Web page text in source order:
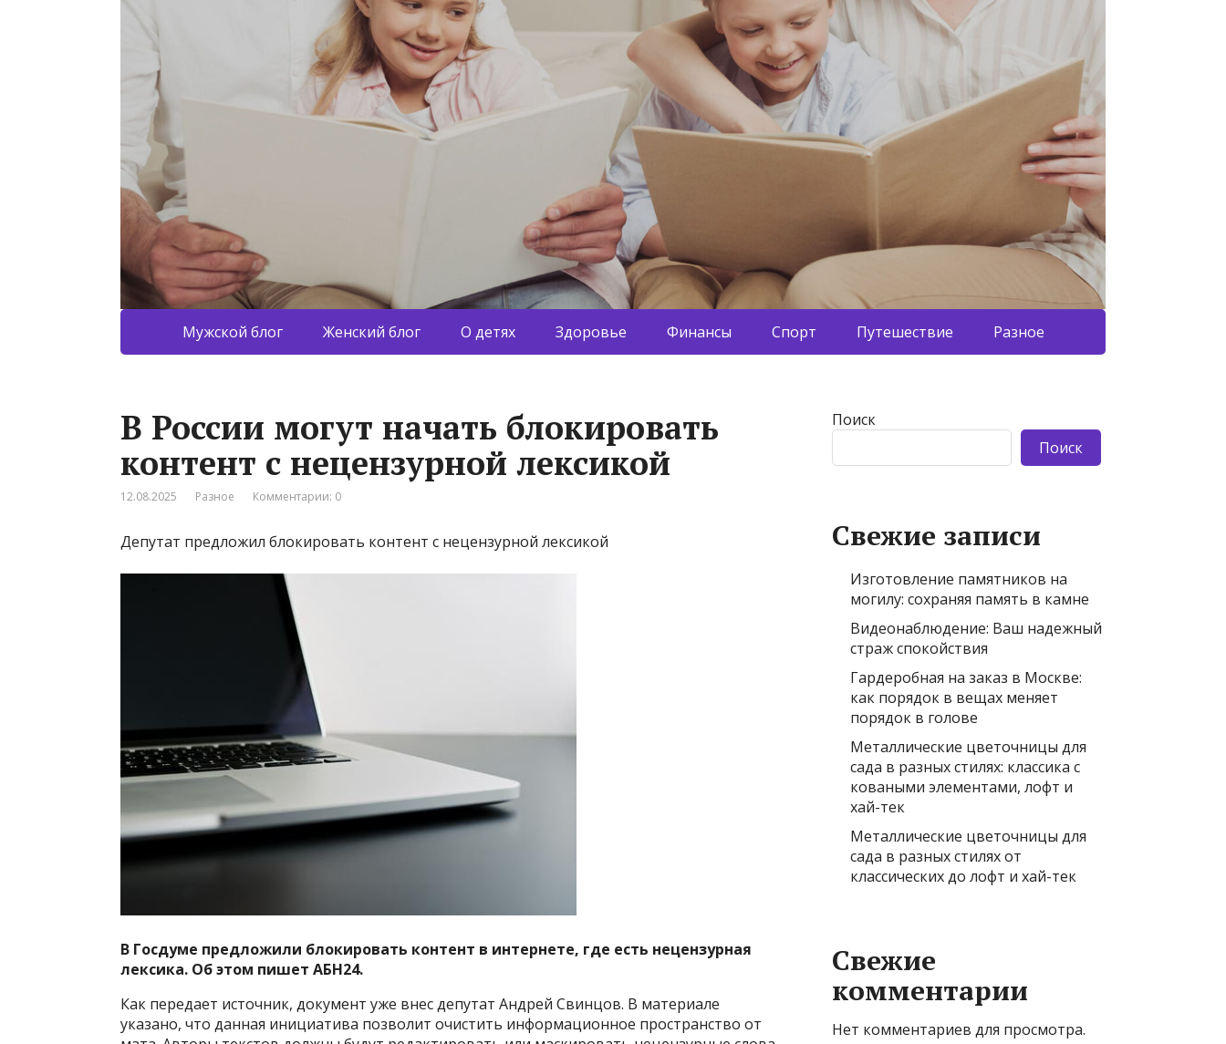
Мужской блог Женский блог О детях Здоровье Финансы Спорт Путешествие Разное
В России могут начать блокировать
контент с нецензурной лексикой
12.08.2025 Разное Комментарии: 0
Депутат предложил блокировать контент с нецензурной лексикой
В Госдуме предложили блокировать контент в интернете, где есть нецензурная
лексика. Об этом пишет АБН24.
Как передает источник, документ уже внес депутат Андрей Свинцов. В материале
указано, что данная инициатива позволит очистить информационное пространство от
Поиск
Поиск
Свежие записи
Изготовление памятников на
могилу: сохраняя память в камне
Видеонаблюдение: Ваш надежный
страж спокойствия
Гардеробная на заказ в Москве:
как порядок в вещах меняет
порядок в голове
Металлические цветочницы для
сада в разных стилях: классика с
коваными элементами, лофт и
хай-тек
Металлические цветочницы для
сада в разных стилях от
классических до лофт и хай-тек
Свежие
комментарии
Нет комментариев для просмотра.